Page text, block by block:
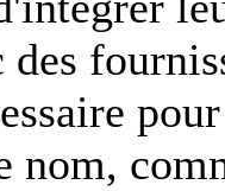
des
nom,